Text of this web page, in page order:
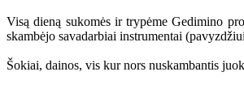
Visą dieną sukomės ir trypėme Gedimino
skambėjo savadarbiai instrumentai
Šokiai, dainos, vis kur nors nuskambantis